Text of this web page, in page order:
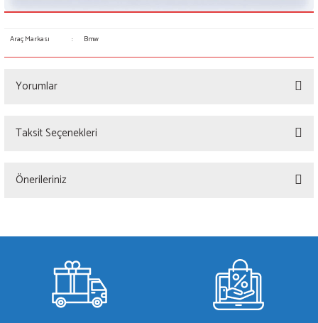
Araç Markası : Bmw
Yorumlar
Taksit Seçenekleri
Önerileriniz
gördüğünüz noktaları öneri formunu kullanarak tarafımıza iletebilirsiniz.
Ürün resmi kalitesiz, bozuk veya görüntülenemiyor.
Ürün açıklamasında eksik bilgiler bulunuyor.